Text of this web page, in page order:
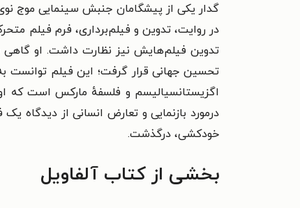
گدار یکی از پیشگامان جنبش سینمایی موج نوی
در روایت، تدوین و فیلم‌برداری، فرم فیلم
تدوین فیلم‌هایش نیز نظارت داشت. او گاهی
تحسین جهانی قرار گرفت؛ این فیلم توانست
اگزیستانسیالیسم و فلسفهٔ مارکس است که
درمورد بازنمایی و تعارض انسانی از
خودکشی، درگذشت.
بخشی از کتاب آلفاویل